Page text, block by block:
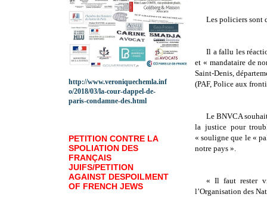
Les policiers sont
Il a fallu les
et « mandataire de
Saint-Denis,
(PAF, Police aux
Le BNVCA
la justice pour
« souligne que le «
notre pays ».
« Il faut rester
l’Organisation des
http://www.veroniquechemla.inf
o/2018/03/la-cour-dappel-de-
paris-condamne-des.html
PETITION CONTRE LA
SPOLIATION DES
FRANÇAIS
JUIFS/PETITION
AGAINST DESPOILMENT
OF FRENCH JEWS